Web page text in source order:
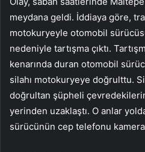
meydana geldi. İddiaya göre,
motokuryeyle otomobil
nedeniyle tartışma çıktı.
kenarında duran otomobil
silahı motokuryeye doğrulttu.
doğrultan şüpheli
yerinden uzaklaştı. O anlar
sürücünün cep telefonu